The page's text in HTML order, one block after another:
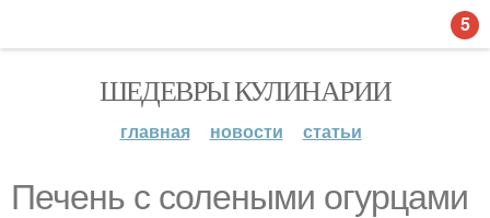
ШЕДЕВРЫ КУЛИНАРИИ
главная новости статьи
Печень с солеными огурцами
5